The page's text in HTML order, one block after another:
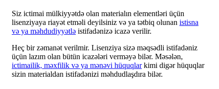
Siz ictimai mülkiyyətdə olan materialın elementləri üçün
lisenziyaya riayət etməli deyilsiniz və ya tətbiq olunan istisna
və ya məhdudiyyətlə istifadənizə icazə verilir.
Heç bir zəmanət verilmir. Lisenziya sizə məqsədli istifadəniz
üçün lazım olan bütün icazələri verməyə bilər. Məsələn,
ictimailik, məxfilik və ya mənəvi hüquqlarkimi digər hüquqlar
sizin materialdan istifadənizi məhdudlaşdıra bilər.